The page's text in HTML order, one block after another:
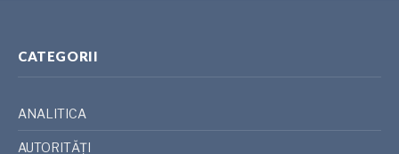
CATEGORII
ANALITICA
AUTORITĂȚI